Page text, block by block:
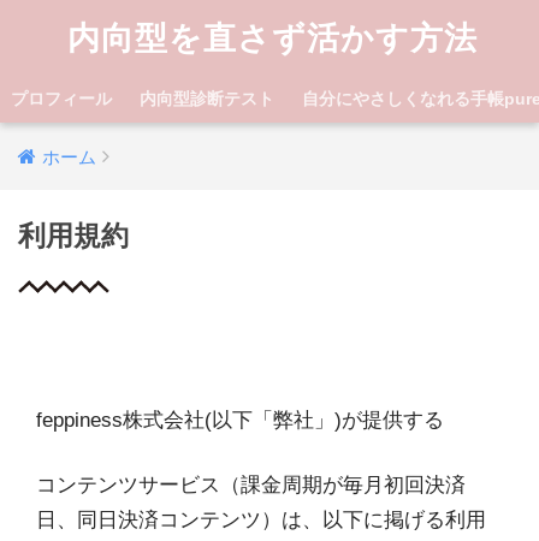
内向型を直さず活かす方法
プロフィール 内向型診断テスト 自分にやさしくなれる手帳
ホーム
利用規約
feppiness株式会社(以下「弊社」)が提供する
コンテンツサービス（課金周期が毎月初回決済
日、同日決済コンテンツ）は、以下に掲げる利用